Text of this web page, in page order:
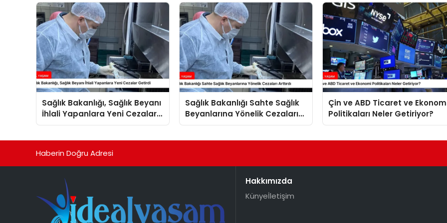
Fırsatları Bir Arada
Sağlık Bakanlığı, Sağlık Beyanı
İhlali Yapanlara Yeni Cezalar
Getirdi
Sağlık Bakanlığı Sahte Sağlık
Beyanlarına Yönelik Cezaları
Arttırdı
Çin ve ABD Ticaret ve
Politikaları Neler Getiriyor?
Haberin Doğru Adresi
Hakkımızda
Künyeİletişim